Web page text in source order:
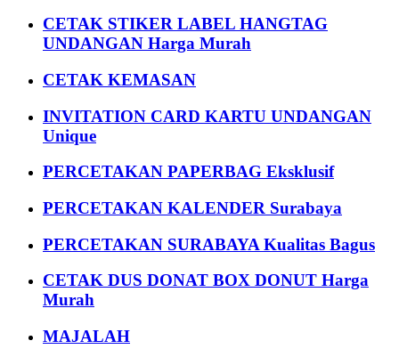
CETAK STIKER LABEL HANGTAG
UNDANGAN Harga Murah
CETAK KEMASAN
INVITATION CARD KARTU UNDANGAN
Unique
PERCETAKAN PAPERBAG Eksklusif
PERCETAKAN KALENDER Surabaya
PERCETAKAN SURABAYA Kualitas Bagus
CETAK DUS DONAT BOX DONUT Harga
Murah
MAJALAH